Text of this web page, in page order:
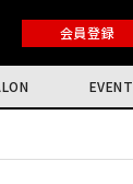
会員登録
EVENT